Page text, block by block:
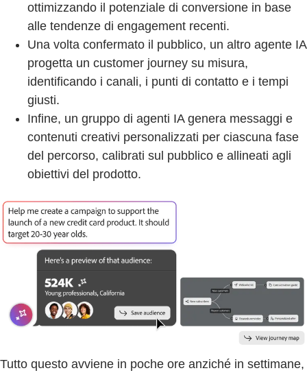
ottimizzando il potenziale di conversione in base
alle tendenze di engagement recenti.
Una volta confermato il pubblico, un altro agente IA
progetta un customer journey su misura,
identificando i canali, i punti di contatto e i tempi
giusti.
Infine, un gruppo di agenti IA genera messaggi e
contenuti creativi personalizzati per ciascuna fase
del percorso, calibrati sul pubblico e allineati agli
obiettivi del prodotto.
Tutto questo avviene in poche ore anziché in settimane,